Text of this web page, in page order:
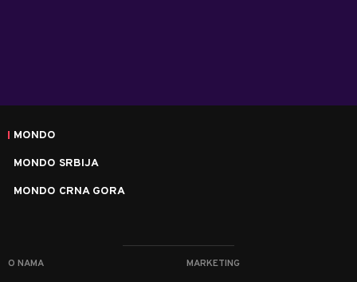
MONDO
MONDO SRBIJA
MONDO CRNA GORA
O NAMA MARKETING